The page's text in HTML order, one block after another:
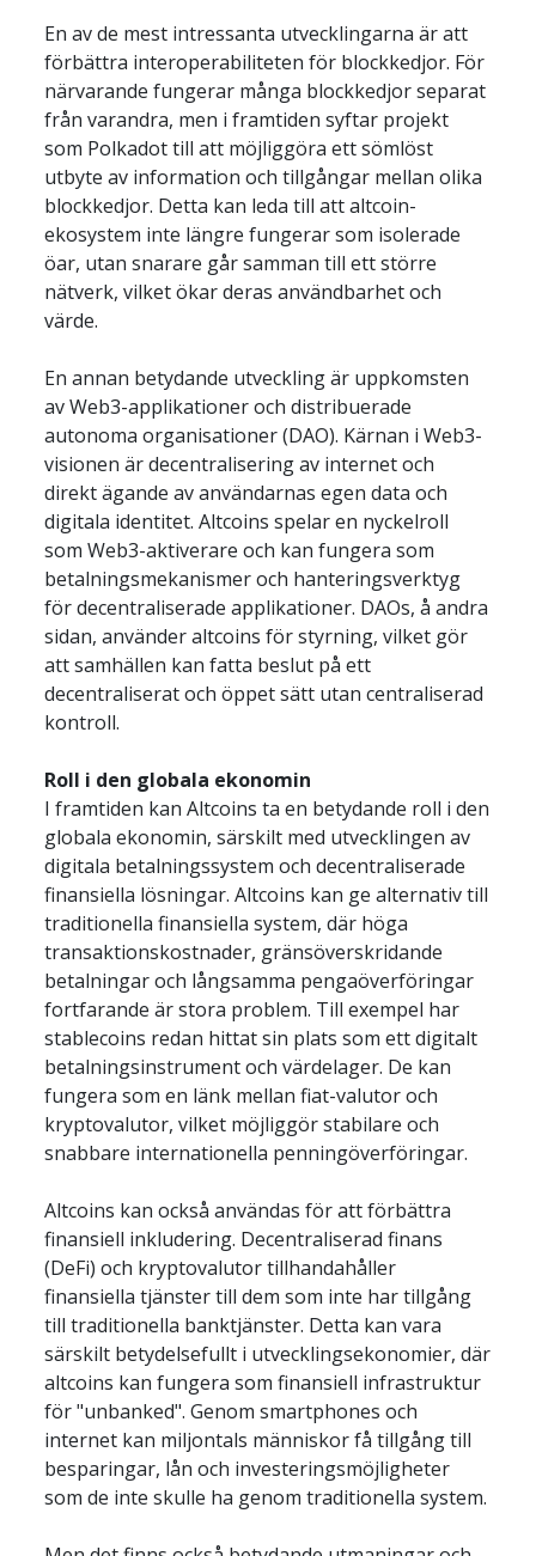
En av de mest intressanta utvecklingarna är att
förbättra interoperabiliteten för blockkedjor. För
närvarande fungerar många blockkedjor separat
från varandra, men i framtiden syftar projekt
som Polkadot till att möjliggöra ett sömlöst
utbyte av information och tillgångar mellan olika
blockkedjor. Detta kan leda till att altcoin-
ekosystem inte längre fungerar som isolerade
öar, utan snarare går samman till ett större
nätverk, vilket ökar deras användbarhet och
värde.
En annan betydande utveckling är uppkomsten
av Web3-applikationer och distribuerade
autonoma organisationer (DAO). Kärnan i Web3-
visionen är decentralisering av internet och
direkt ägande av användarnas egen data och
digitala identitet. Altcoins spelar en nyckelroll
som Web3-aktiverare och kan fungera som
betalningsmekanismer och hanteringsverktyg
för decentraliserade applikationer. DAOs, å andra
sidan, använder altcoins för styrning, vilket gör
att samhällen kan fatta beslut på ett
decentraliserat och öppet sätt utan centraliserad
kontroll.
Roll i den globala ekonomin
I framtiden kan Altcoins ta en betydande roll i den
globala ekonomin, särskilt med utvecklingen av
digitala betalningssystem och decentraliserade
finansiella lösningar. Altcoins kan ge alternativ till
traditionella finansiella system, där höga
transaktionskostnader, gränsöverskridande
betalningar och långsamma pengaöverföringar
fortfarande är stora problem. Till exempel har
stablecoins redan hittat sin plats som ett digitalt
betalningsinstrument och värdelager. De kan
fungera som en länk mellan fiat-valutor och
kryptovalutor, vilket möjliggör stabilare och
snabbare internationella penningöverföringar.
Altcoins kan också användas för att förbättra
finansiell inkludering. Decentraliserad finans
(DeFi) och kryptovalutor tillhandahåller
finansiella tjänster till dem som inte har tillgång
till traditionella banktjänster. Detta kan vara
särskilt betydelsefullt i utvecklingsekonomier, där
altcoins kan fungera som finansiell infrastruktur
för "unbanked". Genom smartphones och
internet kan miljontals människor få tillgång till
besparingar, lån och investeringsmöjligheter
som de inte skulle ha genom traditionella system.